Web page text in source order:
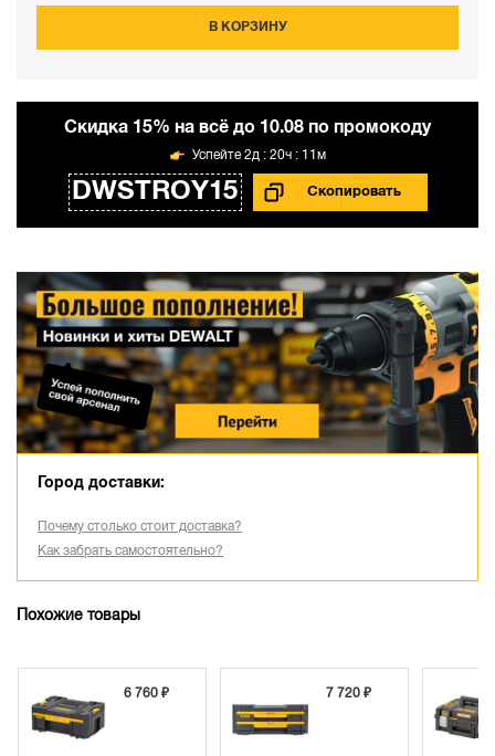
В КОРЗИНУ
Cкидка 15% на всё до 10.08 по промокоду
DWSTROY15
2д : 20ч : 11м
Город доставки:
Почему столько стоит доставка?
Как забрать самостоятельно?
Похожие товары
6 760 ₽ 7 720 ₽